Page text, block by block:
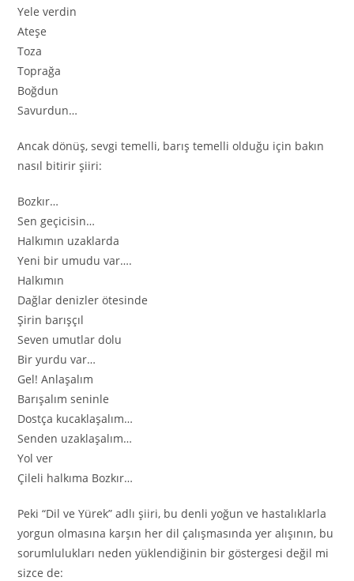
Yele verdin
Ateşe
Toza
Toprağa
Boğdun
Savurdun…
Ancak dönüş, sevgi temelli, barış temelli olduğu için bakın
nasıl bitirir şiiri:
Bozkır…
Sen geçicisin…
Halkımın uzaklarda
Yeni bir umudu var….
Halkımın
Dağlar denizler ötesinde
Şirin barışçıl
Seven umutlar dolu
Bir yurdu var…
Gel! Anlaşalım
Barışalım seninle
Dostça kucaklaşalım…
Senden uzaklaşalım…
Yol ver
Çileli halkıma Bozkır…
Peki “Dil ve Yürek” adlı şiiri, bu denli yoğun ve hastalıklarla
yorgun olmasına karşın her dil çalışmasında yer alışının, bu
sorumlulukları neden yüklendiğinin bir göstergesi değil mi
sizce de: